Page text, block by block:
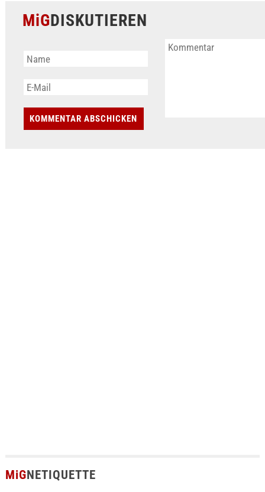
MiGDISKUTIEREN
MiGNETIQUETTE